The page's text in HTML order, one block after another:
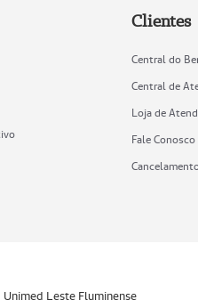
Clientes
Central do
Central de
Loja de
Fale Conosco
Unimed Leste Fluminense